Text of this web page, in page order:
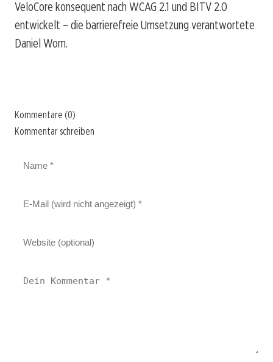
VeloCore konsequent nach WCAG 2.1 und BITV 2.0
entwickelt – die barrierefreie Umsetzung verantwortete
Daniel Wom.
Kommentare (0)
Kommentar schreiben